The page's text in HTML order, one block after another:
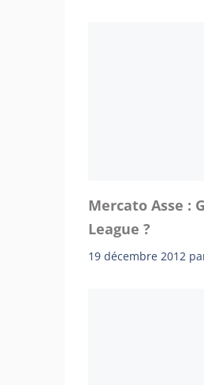
Mercato Asse :
League ?
19 décembre 2012